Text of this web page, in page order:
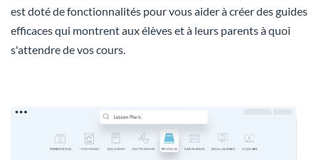
est doté de fonctionnalités pour vous aider à créer des guides
efficaces qui montrent aux élèves et à leurs parents à quoi
s'attendre de vos cours.